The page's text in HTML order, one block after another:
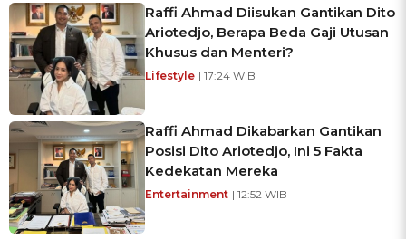
Raffi Ahmad Diisukan Gantikan Dito
Ariotedjo, Berapa Beda Gaji Utusan
Khusus dan Menteri?
Lifestyle | 17:24 WIB
Raffi Ahmad Dikabarkan Gantikan
Posisi Dito Ariotedjo, Ini 5 Fakta
Kedekatan Mereka
Entertainment | 12:52 WIB